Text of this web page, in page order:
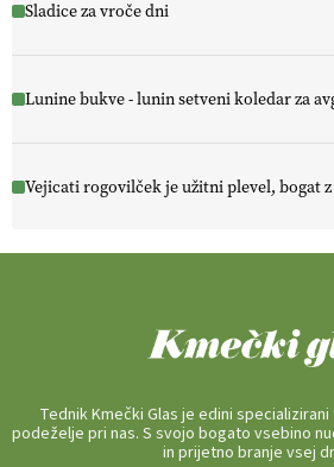
Sladice za vroče dni
Lunine bukve - lunin setveni koledar za
Vejicati rogovilček je užitni plevel, bogat
Tednik Kmečki Glas je edini
podeželje pri nas. S svojo bogato vsebino
in prijetno branje vsej